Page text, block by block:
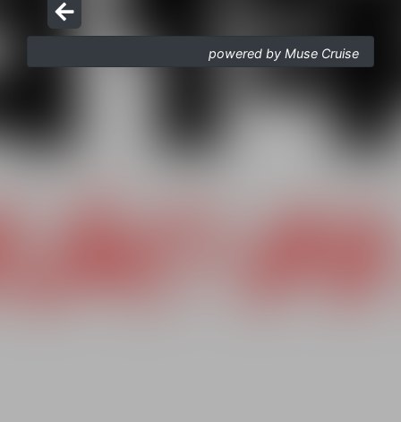
powered by Muse Cruise